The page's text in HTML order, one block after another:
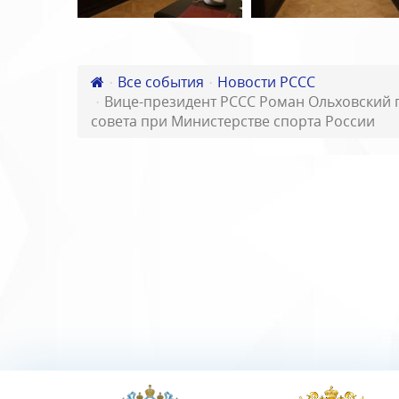
Все события
Новости РССС
Вице-президент РССС Роман Ольховский
совета при Министерстве спорта России